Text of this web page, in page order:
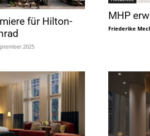
für Hilton-
2025
MHP
Friederike